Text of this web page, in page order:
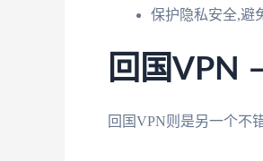
保护隐私安全,避
回国VPN
回国VPN则是另一个不